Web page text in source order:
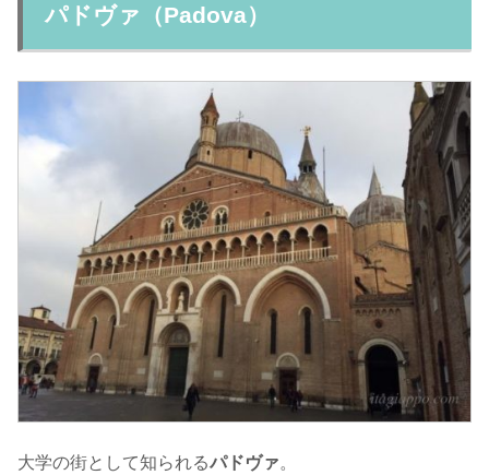
パドヴァ（Padova）
大学の街として知られるパドヴァ。